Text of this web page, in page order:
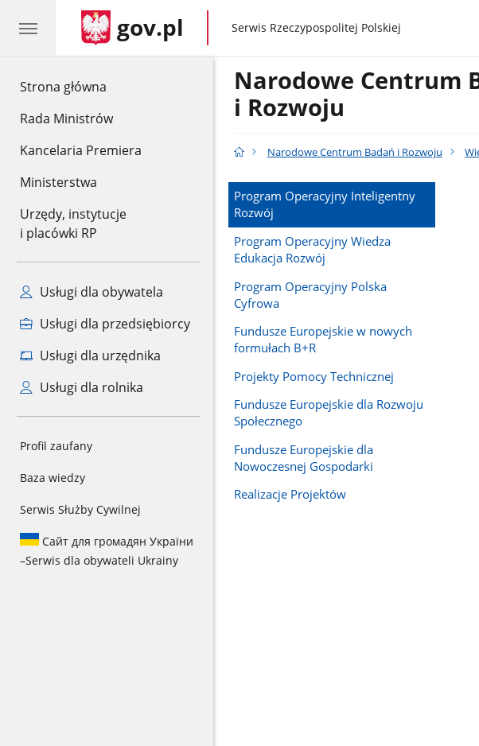
Strona główna
Rada Ministrów
Kancelaria Premiera
Ministerstwa
Urzędy, instytucje
i placówki RP
Usługi dla obywatela
Usługi dla przedsiębiorcy
Usługi dla urzędnika
Usługi dla rolnika
Profil zaufany
Baza wiedzy
Serwis Służby Cywilnej
Сайт для громадян України
–Serwis dla obywateli Ukrainy
gov.pl gov.pl
Serwis Rzeczypospolitej Polskiej
Narodowe Centrum
i Rozwoju
Narodowe Centrum Badań i Rozwoju
Program Operacyjny Inteligentny
Rozwój
Program Operacyjny Wiedza
Edukacja Rozwój
Program Operacyjny Polska
Cyfrowa
Fundusze Europejskie w nowych
formułach B+R
Projekty Pomocy Technicznej
Fundusze Europejskie dla Rozwoju
Społecznego
Fundusze Europejskie dla
Nowoczesnej Gospodarki
Realizacje Projektów